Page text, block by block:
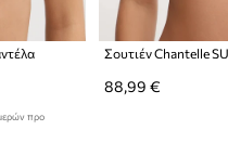
προ
Σουτιέν Chantelle
88,99 €